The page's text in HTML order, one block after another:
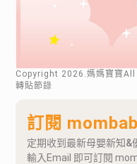
Copyright 2026 .媽媽寶寶
轉貼節錄
訂閱
定期收到最新母嬰新知&
輸入Email 即可訂閱